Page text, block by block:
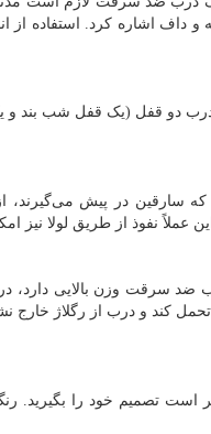
و داف اشاره کرد. استفاده
درب دو قفل (یک قفل شب بند
سارقین در پیش
عملاً نفوذ از طریق لولا نیز
ضد سرقت وزن بالایی
کند و درب از رگلاژ خارج
تصمیم خود را بگیرید.